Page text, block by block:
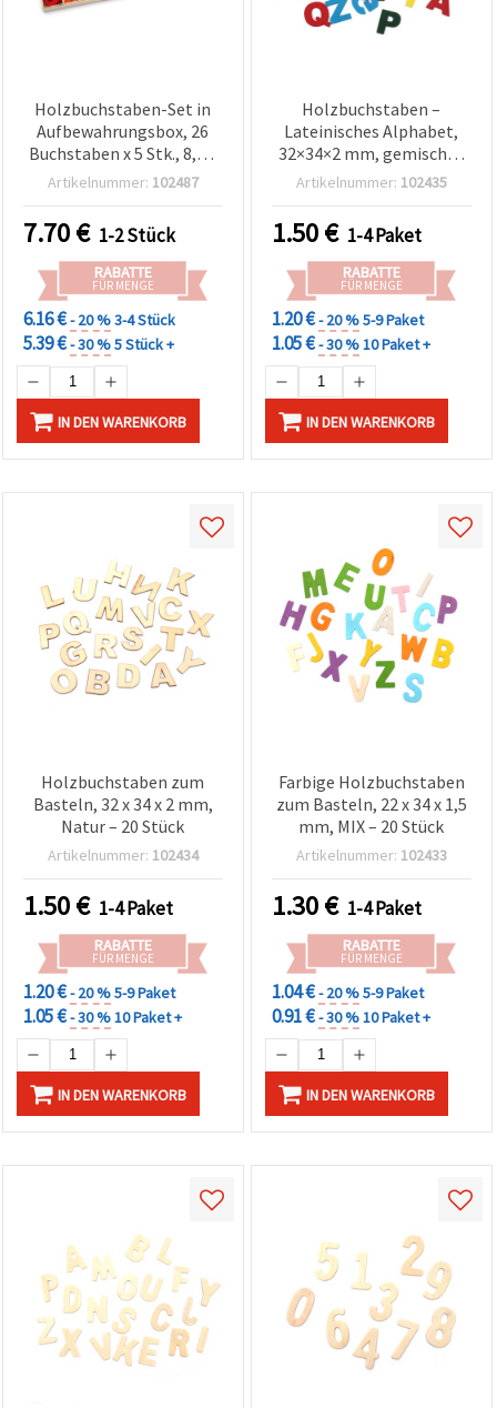
Holzbuchstaben-Set in
Aufbewahrungsbox, 26
Buchstaben x 5 Stk., 8,5 x
21 x 1,5 cm
Artikelnummer: 102487
7.70€ 1-2 Stück
RABATTE
FÜR MENGE
6.16 €- 20 %3-4 Stück
5.39 €- 30 %5 Stück +
IN DEN WARENKORB
Holzbuchstaben –
Lateinisches Alphabet,
32×34×2 mm, gemischte
Farben, 20er-Pack für
Scrapbooking und DIY-
Projekte
Artikelnummer: 102435
1.50€ 1-4 Paket
RABATTE
FÜR MENGE
1.20 €- 20 %5-9 Paket
1.05 €- 30 %10 Paket +
IN DEN WARENKORB
Holzbuchstaben zum
Basteln, 32 x 34 x 2 mm,
Natur – 20 Stück
Artikelnummer: 102434
1.50€ 1-4 Paket
RABATTE
FÜR MENGE
1.20 €- 20 %5-9 Paket
1.05 €- 30 %10 Paket +
IN DEN WARENKORB
Farbige Holzbuchstaben
zum Basteln, 22 x 34 x 1,5
mm, MIX – 20 Stück
Artikelnummer: 102433
1.30€ 1-4 Paket
RABATTE
FÜR MENGE
1.04 €- 20 %5-9 Paket
0.91 €- 30 %10 Paket +
IN DEN WARENKORB